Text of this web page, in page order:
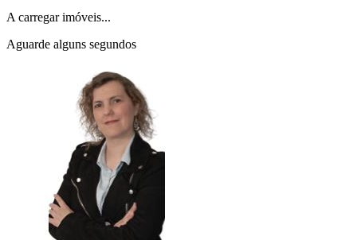
A carregar imóveis...
Aguarde alguns segundos